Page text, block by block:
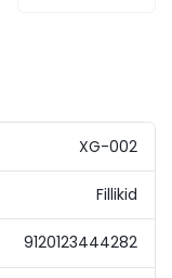
XG-002
Fillikid
9120123444282